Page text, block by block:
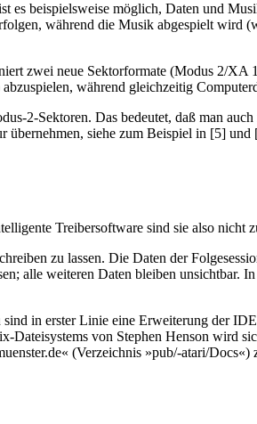
es beispielsweise möglich, Daten und
während die Musik abgespielt wird
zwei neue Sektorformate (Modus 2/XA
während gleichzeitig
2-Sektoren. Das bedeutet, daß man
siehe zum Beispiel in [5]
Treibersoftware sind sie also nicht
zu lassen. Die Daten der
alle weiteren Daten bleiben unsichtbar. In
in erster Linie eine Erweiterung der
Dateisystems von Stephen Henson wird
(Verzeichnis »pub/-atari/Docs«)